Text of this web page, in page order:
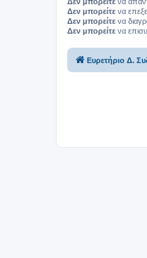
Δεν μπορείτε να
Δεν μπορείτε να
Δεν μπορείτε να
Ευρετήριο Δ.